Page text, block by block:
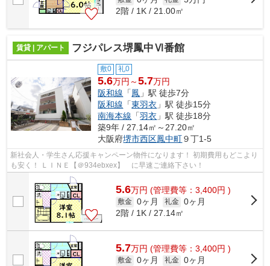
2階 / 1K / 21.00㎡
賃貸 | アパート フジパレス堺鳳中Ⅵ番館
敷0 礼0
5.6万円～5.7万円
阪和線 「鳳 」駅 徒歩7分
阪和線 「東羽衣 」駅 徒歩15分
南海本線 「羽衣 」駅 徒歩18分
築9年 / 27.14㎡～27.20㎡
大阪府堺市西区鳳中町９丁1-5
新社会人・学生さん応援キャンペーン物件になります！ 初期費用もどこより
も安く！ ＬＩＮＥ【＠934ebxex】 に早速ご連絡下さい！
5.6万円 (管理費等：3,400円 )
敷金 0ヶ月 礼金 0ヶ月
2階 / 1K / 27.14㎡
5.7万円 (管理費等：3,400円 )
敷金 0ヶ月 礼金 0ヶ月